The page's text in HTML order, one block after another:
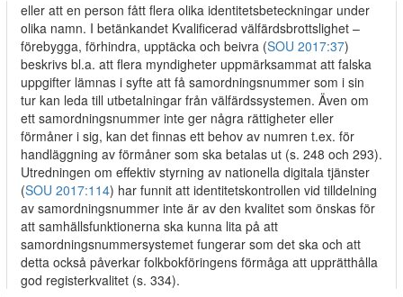
eller att en person fått flera olika identitetsbeteckningar under
olika namn. I betänkandet Kvalificerad välfärdsbrottslighet –
förebygga, förhindra, upptäcka och beivra (SOU 2017:37)
beskrivs bl.a. att flera myndigheter uppmärksammat att falska
uppgifter lämnas i syfte att få samordningsnummer som i sin
tur kan leda till utbetalningar från välfärdssystemen. Även om
ett samordningsnummer inte ger några rättigheter eller
förmåner i sig, kan det finnas ett behov av numren t.ex. för
handläggning av förmåner som ska betalas ut (s. 248 och 293).
Utredningen om effektiv styrning av nationella digitala tjänster
(SOU 2017:114) har funnit att identitetskontrollen vid tilldelning
av samordningsnummer inte är av den kvalitet som önskas för
att samhällsfunktionerna ska kunna lita på att
samordningsnummersystemet fungerar som det ska och att
detta också påverkar folkbokföringens förmåga att upprätthålla
god registerkvalitet (s. 334).